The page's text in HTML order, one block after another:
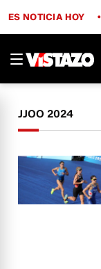
ES NOTICIA HOY
JJOO 2024